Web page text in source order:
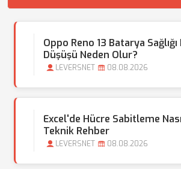
Oppo Reno 13 Batarya Sağlığı
Düşüşü Neden Olur?
LEVERSNET 08.08.2026
Excel'de Hücre Sabitleme
Teknik Rehber
LEVERSNET 08.08.2026